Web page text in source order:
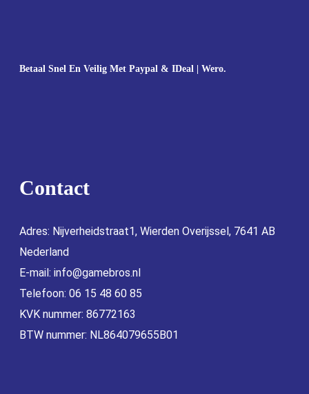
Betaal Snel En Veilig Met Paypal & IDeal | Wero.
Contact
Adres: Nijverheidstraat1, Wierden Overijssel, 7641 AB
Nederland
E-mail: info@gamebros.nl
Telefoon: 06 15 48 60 85
KVK nummer: 86772163
BTW nummer: NL864079655B01